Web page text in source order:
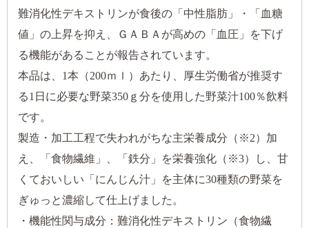
難消化性デキストリンが食後の「中性脂肪」・「血糖
値」の上昇を抑え、ＧＡＢＡが高めの「血圧」を下げ
る機能があることが報告されています。
本品は、1本（200ｍｌ）あたり、厚生労働省が推奨す
る1日に必要な野菜350ｇ分を使用した野菜汁100％飲料
です。
製造・加工工程で失われがちな主栄養成分（※2）加
え、「食物繊維」、「鉄分」を栄養強化（※3）し、甘
くておいしい「にんじん汁」を主体に30種類の野菜を
ぎゅっと濃縮して仕上げました。
・機能性関与成分：難消化性デキストリン（食物繊